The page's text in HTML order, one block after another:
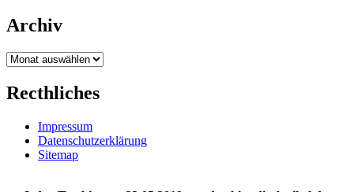
Archiv
Archiv
Recthliches
Impressum
Datenschutzerklärung
Sitemap